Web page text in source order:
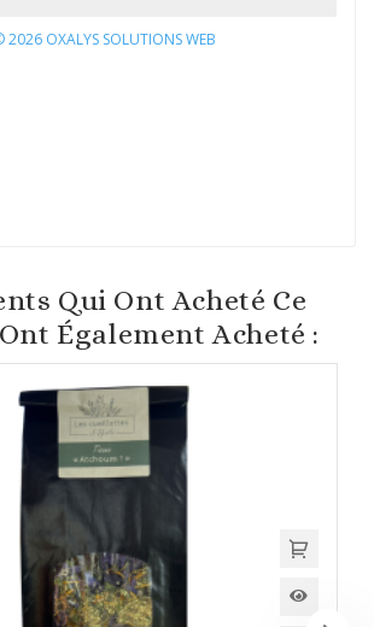
Qui Ont Acheté Ce
Également Acheté :